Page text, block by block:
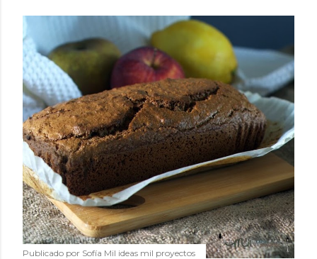
Publicado por Sofía Mil ideas mil proyectos